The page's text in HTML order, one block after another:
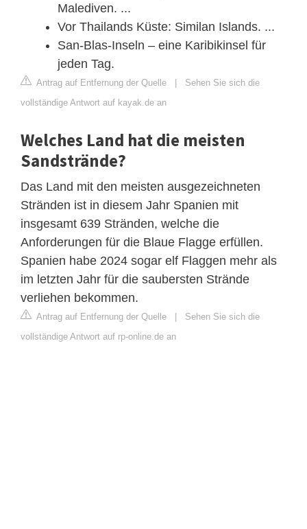
Malediven. ...
Vor Thailands Küste: Similan Islands. ...
San-Blas-Inseln – eine Karibikinsel für
jeden Tag.
Antrag auf Entfernung der Quelle | Sehen Sie sich die
vollständige Antwort auf kayak.de an
Welches Land hat die meisten
Sandstrände?
Das Land mit den meisten ausgezeichneten
Stränden ist in diesem Jahr Spanien mit
insgesamt 639 Stränden, welche die
Anforderungen für die Blaue Flagge erfüllen.
Spanien habe 2024 sogar elf Flaggen mehr als
im letzten Jahr für die saubersten Strände
verliehen bekommen.
Antrag auf Entfernung der Quelle | Sehen Sie sich die
vollständige Antwort auf rp-online.de an